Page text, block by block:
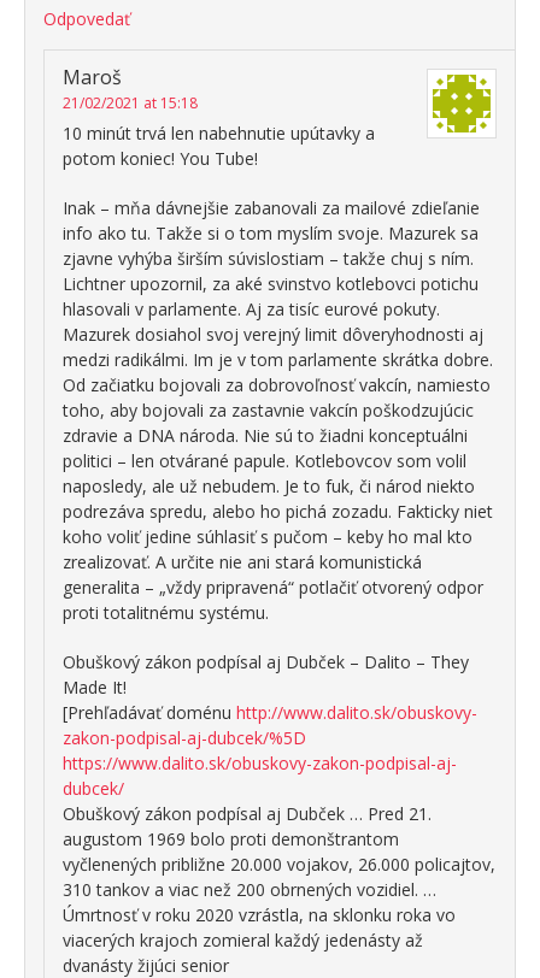
Odpovedať
Maroš
21/02/2021 at 15:18
10 minút trvá len nabehnutie upútavky a
potom koniec! You Tube!
Inak – mňa dávnejšie zabanovali za mailové zdieľanie
info ako tu. Takže si o tom myslím svoje. Mazurek sa
zjavne vyhýba širším súvislostiam – takže chuj s ním.
Lichtner upozornil, za aké svinstvo kotlebovci potichu
hlasovali v parlamente. Aj za tisíc eurové pokuty.
Mazurek dosiahol svoj verejný limit dôveryhodnosti aj
medzi radikálmi. Im je v tom parlamente skrátka dobre.
Od začiatku bojovali za dobrovoľnosť vakcín, namiesto
toho, aby bojovali za zastavnie vakcín poškodzujúcic
zdravie a DNA národa. Nie sú to žiadni konceptuálni
politici – len otvárané papule. Kotlebovcov som volil
naposledy, ale už nebudem. Je to fuk, či národ niekto
podrezáva spredu, alebo ho pichá zozadu. Fakticky niet
koho voliť jedine súhlasiť s pučom – keby ho mal kto
zrealizovať. A určite nie ani stará komunistická
generalita – „vždy pripravená“ potlačiť otvorený odpor
proti totalitnému systému.
Obuškový zákon podpísal aj Dubček – Dalito – They
Made It!
[Prehľadávať doménu http://www.dalito.sk/obuskovy-
zakon-podpisal-aj-dubcek/%5D
https://www.dalito.sk/obuskovy-zakon-podpisal-aj-
dubcek/
Obuškový zákon podpísal aj Dubček … Pred 21.
augustom 1969 bolo proti demonštrantom
vyčlenených približne 20.000 vojakov, 26.000 policajtov,
310 tankov a viac než 200 obrnených vozidiel. …
Úmrtnosť v roku 2020 vzrástla, na sklonku roka vo
viacerých krajoch zomieral každý jedenásty až
dvanásty žijúci senior